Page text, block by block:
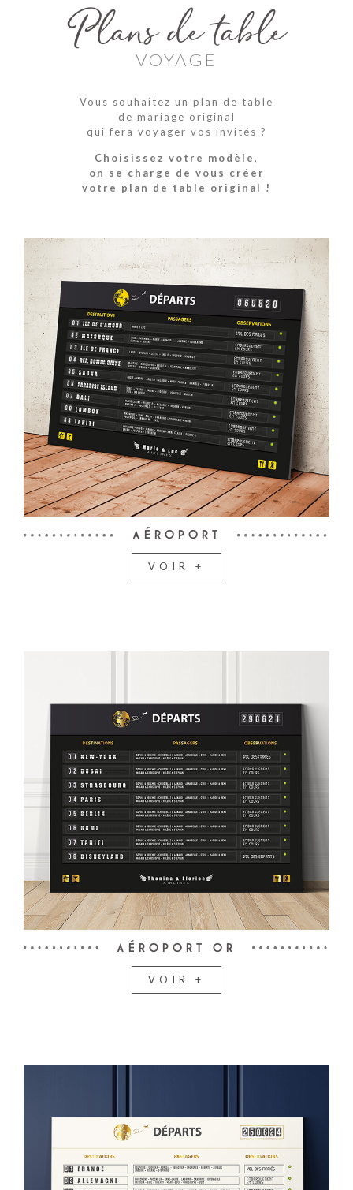
Plans de table
VOYAGE
Vous souhaitez un plan de table
de mariage original
qui fera voyager vos invités ?
Choisissez votre modèle,
on se charge de vous créer
votre plan de table original !
AÉROPORT
VOIR +
AÉROPORT OR
VOIR +